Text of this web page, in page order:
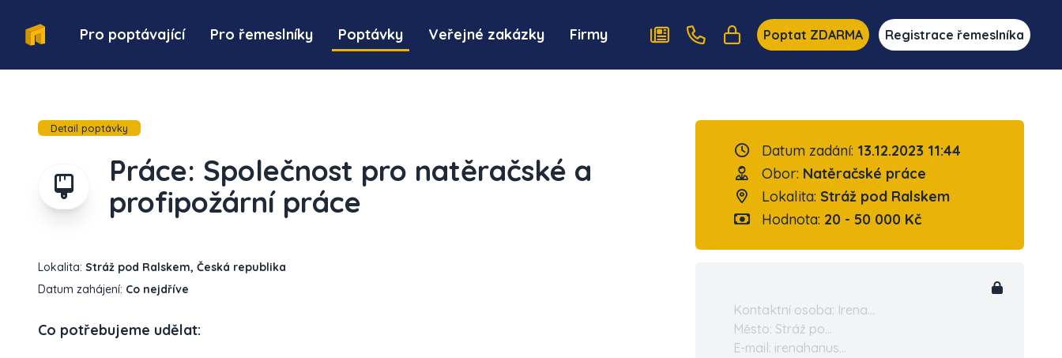
Pro poptávající Pro řemeslníky Poptávky Veřejné zakázky Firmy Poptat ZDARMA Registrace řemeslníka
Detail poptávky
Práce: Společnost pro natěračské a
profipožární práce
Lokalita: Stráž pod Ralskem, Česká republika
Datum zahájení: Co nejdříve
Co potřebujeme udělat:
Datum zadání: 13.12.2023 11:44
Obor: Natěračské práce
Lokalita: Stráž pod Ralskem
Hodnota: 20 - 50 000 Kč
Kontaktní osoba: Irena...
Město: Stráž po...
E-mail: irenahanus...